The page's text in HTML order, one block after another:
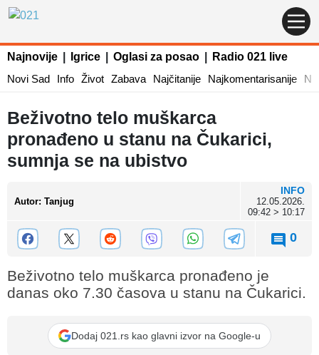
Najnovije Igrice Oglasi za posao
Radio 021 live
Novi Sad
Info Život Zabava Najčitanije Najkomentarisanije
Beživotno telo muškarca
pronađeno u stanu na Čukarici,
sumnja se na ubistvo
Autor: Tanjug
INFO
12.05.2026.
09:42 > 10:17
0
Beživotno telo muškarca pronađeno je
danas oko 7.30 časova u stanu na Čukarici.
Dodaj 021.rs kao glavni izvor na Google-u